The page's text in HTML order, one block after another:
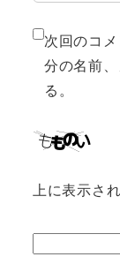
次回のコ
分の名前
る。
上に表示さ